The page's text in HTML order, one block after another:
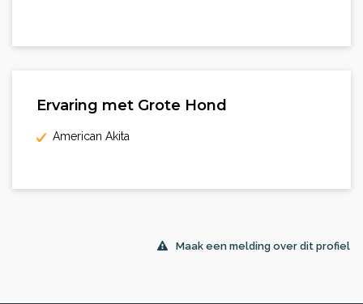
Ervaring met Grote Hond
American Akita
Maak een melding over dit profiel